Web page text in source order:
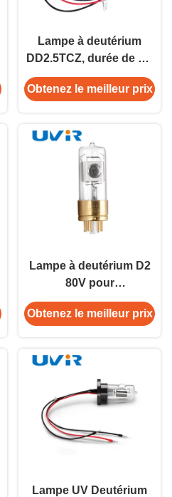
Lampe à deutérium
DD2.5TCZ, durée de vie
2500h, 80V, pour
spectroscopie UV
Obtenez le meilleur prix
Lampe à deutérium D2
80V pour
spectrophotomètre UV-
Vis
Obtenez le meilleur prix
Lampe UV Deutérium